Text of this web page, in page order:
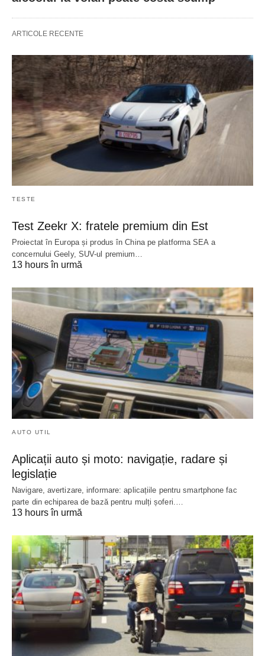
ARTICOLE RECENTE
TESTE
Test Zeekr X: fratele premium din Est
Proiectat în Europa și produs în China pe platforma SEA a
concernului Geely, SUV-ul premium…
13 hours în urmă
AUTO UTIL
Aplicații auto și moto: navigație, radare și
legislație
Navigare, avertizare, informare: aplicațiile pentru smartphone fac
parte din echiparea de bază pentru mulți șoferi.…
13 hours în urmă